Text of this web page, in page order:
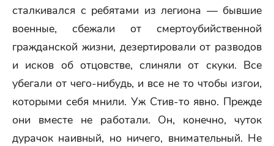
сталкивался с ребятами из легиона — бывшие
военные, сбежали от смертоубийственной
гражданской жизни, дезертировали от разводов
и исков об отцовстве, слиняли от скуки. Все
убегали от чего-нибудь, и все не то чтобы изгои,
которыми себя мнили. Уж Стив-то явно. Прежде
они вместе не работали. Он, конечно, чуток
дурачок наивный, но ничего, внимательный. Не